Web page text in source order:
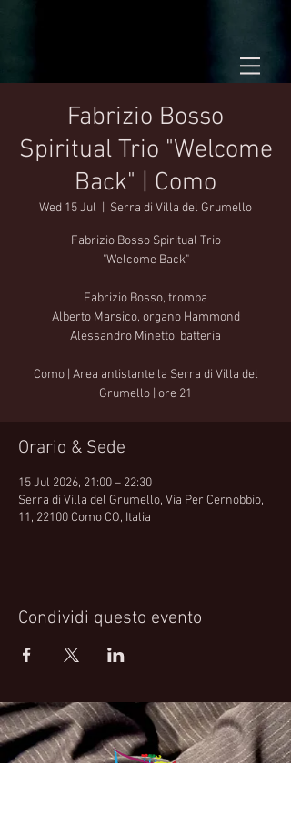
Fabrizio Bosso
Spiritual Trio "Welcome
Back" | Como
Wed 15 Jul Serra di Villa del Grumello
Fabrizio Bosso Spiritual Trio
"Welcome Back"
Fabrizio Bosso, tromba
Alberto Marsico, organo Hammond
Alessandro Minetto, batteria
Como | Area antistante la Serra di Villa del
Grumello | ore 21
Orario & Sede
15 Jul 2026, 21:00 – 22:30
Serra di Villa del Grumello, Via Per Cernobbio,
11, 22100 Como CO, Italia
Condividi questo evento